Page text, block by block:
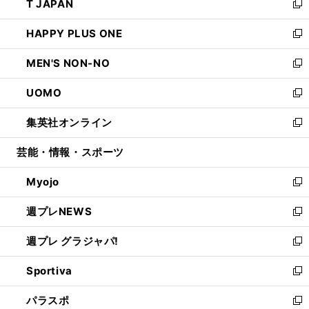
く
で
開
く
ド
ウ
で
開
く
ィ
ン
ド
ウ
で
開
く
い
ウ
ィ
ン
ド
ウ
で
開
く
T JAPAN
新
し
い
ウ
ィ
ン
ド
ウ
で
開
HAPPY PLUS ONE
新
し
い
ウ
ィ
ン
ド
ウ
開
く
MEN'S NON-NO
新
し
い
ウ
ィ
ン
ウ
で
開
く
UOMO
新
し
い
ウ
ン
ド
ウ
で
開
く
集英社オンライン
新
し
ウ
ィ
ン
ド
ウ
で
開
く
芸能・情報・スポーツ
Myojo
新
し
い
ウ
ィ
ン
ド
ウ
で
週プレNEWS
新
し
い
ウ
ィ
ン
ド
週プレ グラジャパ!
新
し
い
ウ
ィ
Sportiva
新
し
い
パラスポ 新